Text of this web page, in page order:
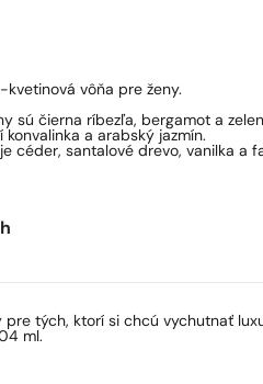
kvetinová vôňa pre ženy.
sú čierna ríbezľa, bergamot a
konvalinka a arabský jazmín.
céder, santalové drevo, vanilka a
pre tých, ktorí si chcú vychutnať
ml.